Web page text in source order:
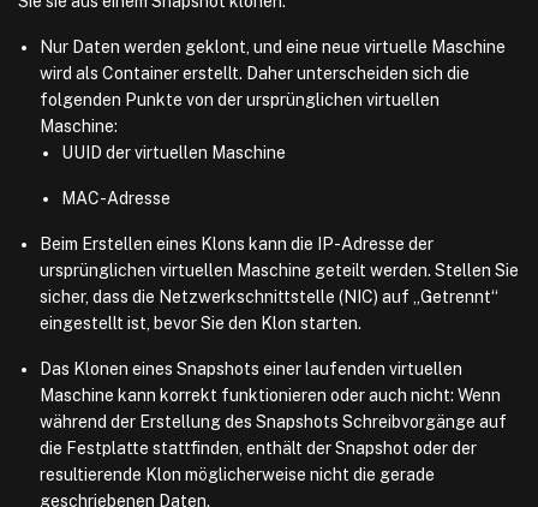
Nur Daten werden geklont, und eine neue virtuelle Maschine
wird als Container erstellt. Daher unterscheiden sich die
folgenden Punkte von der ursprünglichen virtuellen
Maschine:
UUID der virtuellen Maschine
MAC-Adresse
Beim Erstellen eines Klons kann die IP-Adresse der
ursprünglichen virtuellen Maschine geteilt werden. Stellen Sie
sicher, dass die Netzwerkschnittstelle (NIC) auf „Getrennt“
eingestellt ist, bevor Sie den Klon starten.
Das Klonen eines Snapshots einer laufenden virtuellen
Maschine kann korrekt funktionieren oder auch nicht: Wenn
während der Erstellung des Snapshots Schreibvorgänge auf
die Festplatte stattfinden, enthält der Snapshot oder der
resultierende Klon möglicherweise nicht die gerade
geschriebenen Daten.